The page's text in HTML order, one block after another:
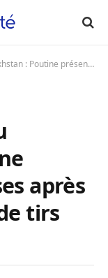
après la reconnaissance de tirs russes
après
tirs